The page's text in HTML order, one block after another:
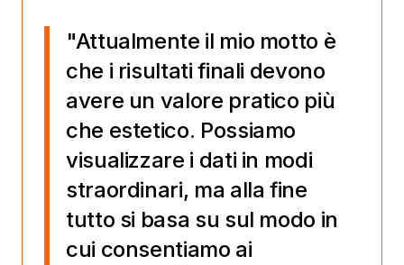
"Attualmente il mio motto è
che i risultati finali devono
avere un valore pratico più
che estetico. Possiamo
visualizzare i dati in modi
straordinari, ma alla fine
tutto si basa su sul modo in
cui consentiamo ai